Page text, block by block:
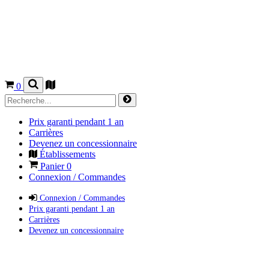
0
Prix garanti pendant 1 an
Carrières
Devenez un concessionnaire
Établissements
Panier0
Connexion / Commandes
Connexion / Commandes
Prix garanti pendant 1 an
Carrières
Devenez un concessionnaire